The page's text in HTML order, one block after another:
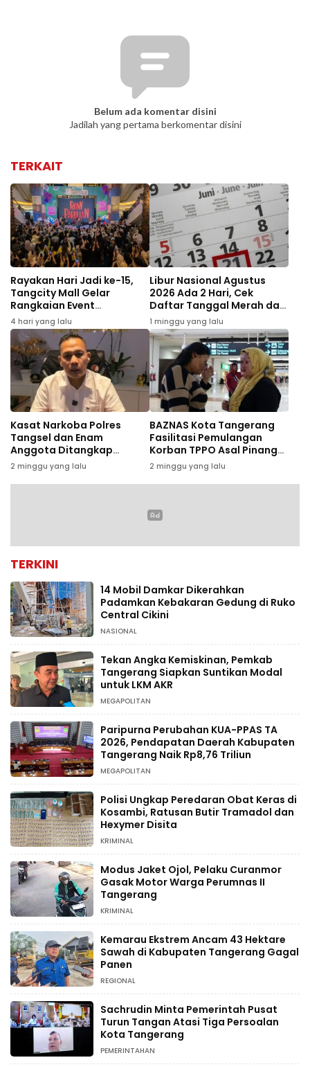
Belum ada komentar disini
Jadilah yang pertama berkomentar disini
TERKAIT
Rayakan Hari Jadi ke-15,
Tangcity Mall Gelar
Rangkaian Event
“1n5pirations” dan Konser
Rony Parulian
4 hari yang lalu
Libur Nasional Agustus
2026 Ada 2 Hari, Cek
Daftar Tanggal Merah dan
Long Weekend
1 minggu yang lalu
Kasat Narkoba Polres
Tangsel dan Enam
Anggota Ditangkap
Bareskrim, Diduga Terlibat
Kasus Narkoba
2 minggu yang lalu
BAZNAS Kota Tangerang
Fasilitasi Pemulangan
Korban TPPO Asal Pinang
dari Kamboja
2 minggu yang lalu
TERKINI
14 Mobil Damkar Dikerahkan
Padamkan Kebakaran Gedung di Ruko
Central Cikini
NASIONAL
Tekan Angka Kemiskinan, Pemkab
Tangerang Siapkan Suntikan Modal
untuk LKM AKR
MEGAPOLITAN
Paripurna Perubahan KUA-PPAS TA
2026, Pendapatan Daerah Kabupaten
Tangerang Naik Rp8,76 Triliun
MEGAPOLITAN
Polisi Ungkap Peredaran Obat Keras di
Kosambi, Ratusan Butir Tramadol dan
Hexymer Disita
KRIMINAL
Modus Jaket Ojol, Pelaku Curanmor
Gasak Motor Warga Perumnas II
Tangerang
KRIMINAL
Kemarau Ekstrem Ancam 43 Hektare
Sawah di Kabupaten Tangerang Gagal
Panen
REGIONAL
Sachrudin Minta Pemerintah Pusat
Turun Tangan Atasi Tiga Persoalan
Kota Tangerang
PEMERINTAHAN